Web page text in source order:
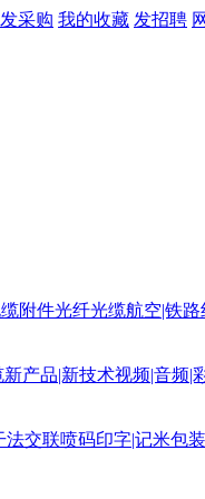
发采购 我的收藏 发招聘
附件光纤光缆航空|铁路
新产品|新技术视频|音频|
法交联喷码印字|记米包装